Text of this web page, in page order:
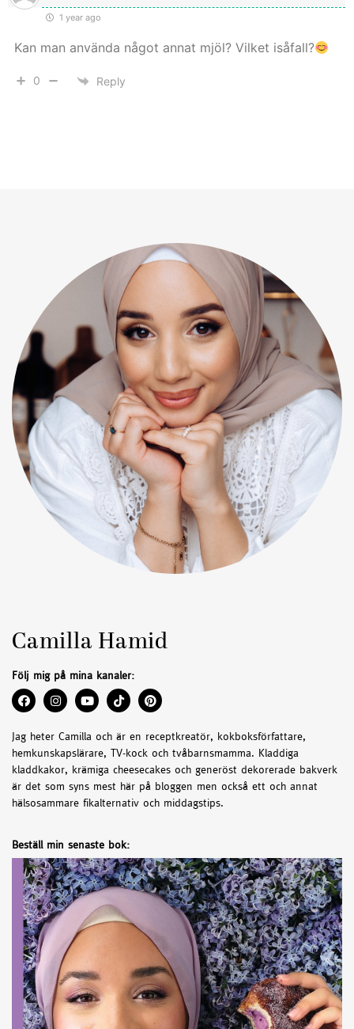
1 year ago
Kan man använda något annat mjöl? Vilket isåfall?
0 Reply
Camilla Hamid
Följ mig på mina kanaler:
Jag heter Camilla och är en receptkreatör, kokboksförfattare,
hemkunskapslärare, TV-kock och tvåbarnsmamma. Kladdiga
kladdkakor, krämiga cheesecakes och generöst dekorerade bakverk
är det som syns mest här på bloggen men också ett och annat
hälsosammare fikalternativ och middagstips.
Beställ min senaste bok: